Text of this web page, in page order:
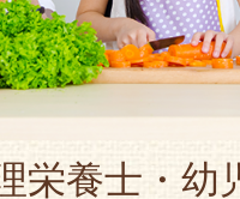
栄養士・幼